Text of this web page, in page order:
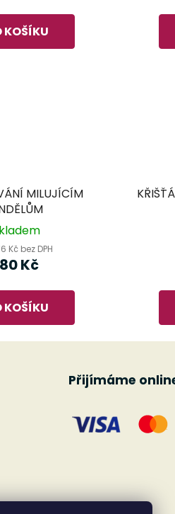
KOŠÍKU
MILUJÍCÍM
Kč bez DPH
Kč
KOŠÍKU
Přijímáme